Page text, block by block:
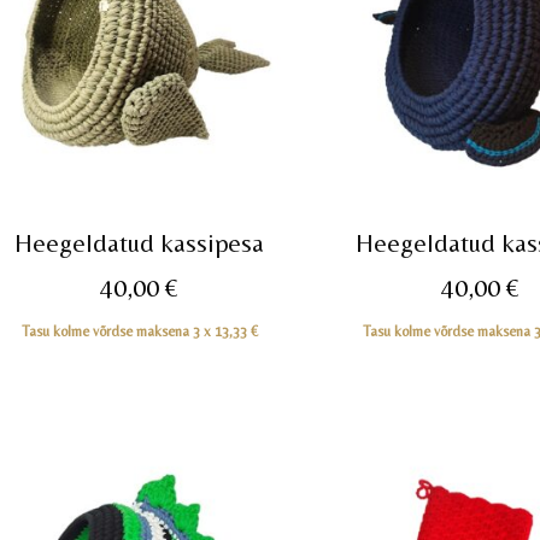
Heegeldatud kassipesa
40,00€
Tasu kolme võrdse maksena 3 x 13,33 €
Heegeldatud
40,00€
Tasu kolme võrdse maksena